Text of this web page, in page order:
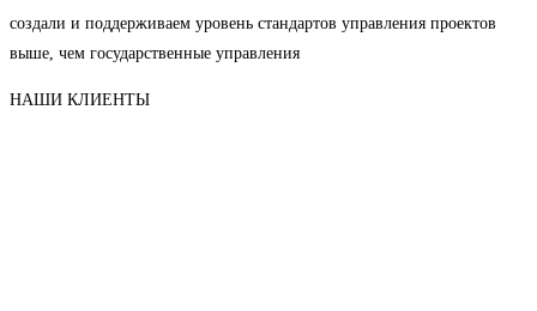
создали и поддерживаем уровень стандартов управления проектов
выше, чем государственные управления
НАШИ КЛИЕНТЫ